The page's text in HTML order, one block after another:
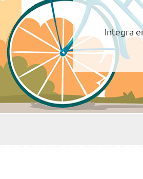
Integra